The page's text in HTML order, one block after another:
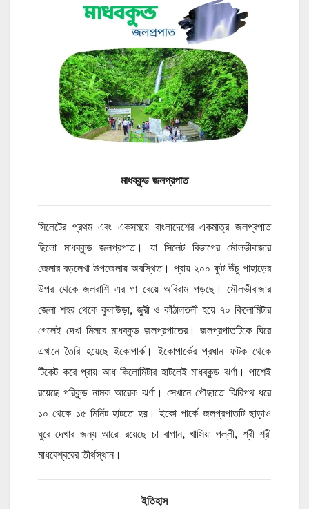
মাধবকুন্ড জলপ্রপাত
সিলেটের প্রথম এবং একসময়ে বাংলাদেশের একমাত্র জলপ্রপাত
ছিলো মাধবকুন্ড জলপ্রপাত। যা সিলেট বিভাগের মৌলভীবাজার
জেলার বড়লেখা উপজেলায় অবস্থিত। প্রায় ২০০ ফুট উঁচু পাহাড়ের
উপর থেকে জলরাশি এর গা বেয়ে অবিরাম পড়ছে। মৌলভীবাজার
জেলা শহর থেকে কুলাউড়া, জুরী ও কাঁঠালতলী হয়ে ৭০ কিলোমিটার
গেলেই দেখা মিলবে মাধবকুন্ড জলপ্রপাতের। জলপ্রপাতটিকে ঘিরে
এখানে তৈরি হয়েছে ইকোপার্ক। ইকোপার্কের প্রধান ফটক থেকে
টিকেট করে প্রায় আধ কিলোমিটার হাটলেই মাধবকুন্ড ঝর্ণা। পাশেই
রয়েছে পরিকুন্ড নামক আরেক ঝর্ণা। সেখানে পৌছাতে ঝিরিপথ ধরে
১০ থেকে ১৫ মিনিট হাটতে হয়। ইকো পার্কে জলপ্রপাতটি ছাড়াও
ঘুরে দেখার জন্য আরো রয়েছে চা বাগান, খাসিয়া পল্লী, শ্রী শ্রী
মাধবেশ্বরের তীর্থস্থান।
ইতিহাস